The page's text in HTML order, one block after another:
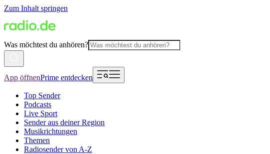
Zum Inhalt springen
Was möchtest du anhören?
App öffnenPrime entdecken
Top Sender
Podcasts
Live Sport
Sender aus deiner Region
Musikrichtungen
Themen
Radiosender von A-Z